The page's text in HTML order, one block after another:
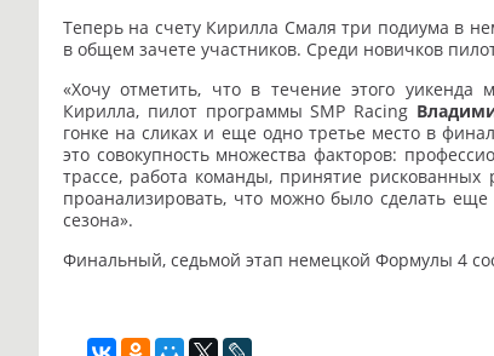
Теперь на счету Кирилла Смаля три подиума в
в общем зачете участников. Среди новичков
«Хочу отметить, что в течение этого уикенда
Кирилла, пилот программы SMP Racing
гонке на сликах и еще одно третье место в
это совокупность множества факторов:
трассе, работа команды, принятие
проанализировать, что можно было сделать
сезона».
Финальный, седьмой этап немецкой Формулы 4